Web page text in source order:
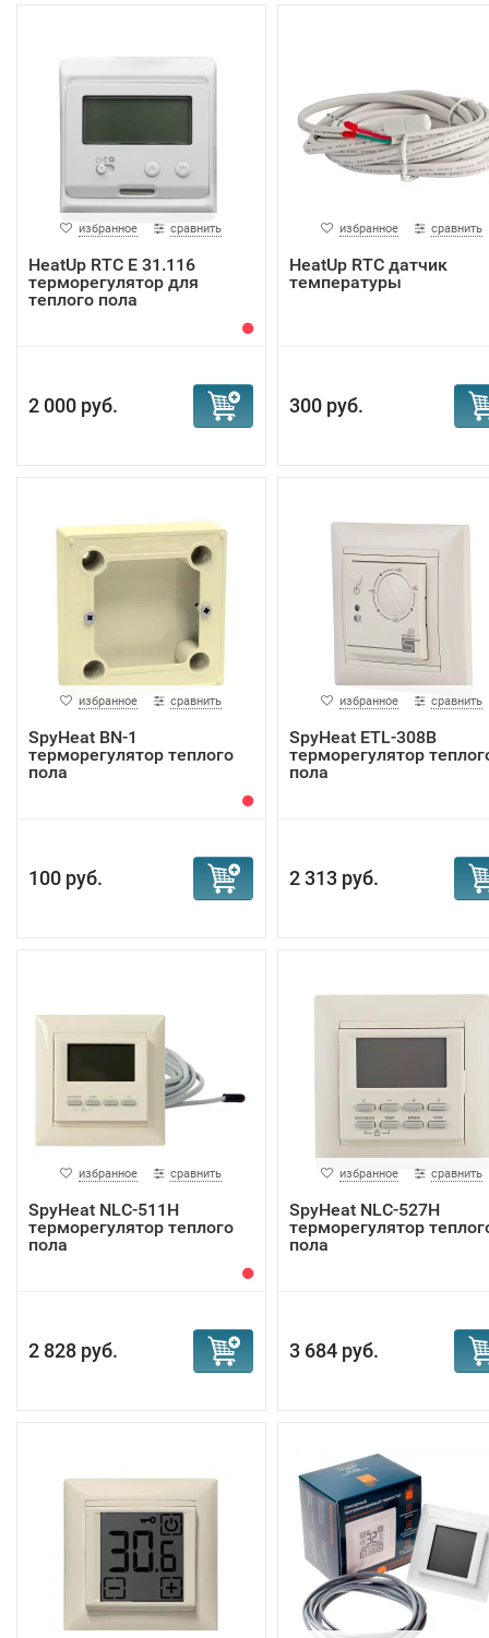
избранное сравнить
HeatUp RTC E 31.116
терморегулятор для
теплого пола
2 000 руб.
избранное сравнить
HeatUp RTC датчик
температуры
300 руб.
избранное сравнить
SpyHeat BN-1
терморегулятор теплого
пола
100 руб.
избранное сравнить
SpyHeat ETL-308B
терморегулятор
пола
2 313 руб.
избранное сравнить
SpyHeat NLC-511H
терморегулятор теплого
пола
2 828 руб.
избранное сравнить
SpyHeat NLC-527H
терморегулятор
пола
3 684 руб.